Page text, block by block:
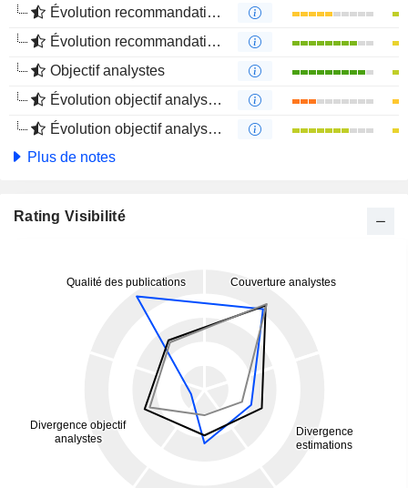
Évolution recommandations analystes 1 an
Évolution recommandations analystes 4 mois
Objectif analystes
Évolution objectif analystes 1 an
Évolution objectif analystes 4 mois
Plus de notes
Rating Visibilité